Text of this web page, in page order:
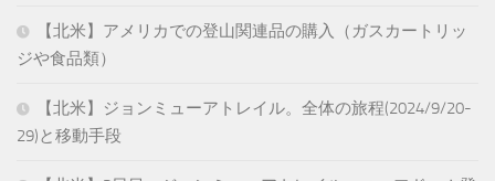
【北米】アメリカでの登山関連品の購入（ガスカートリッ
ジや食品類）
【北米】ジョンミューアトレイル。全体の旅程(2024/9/20-
29)と移動手段